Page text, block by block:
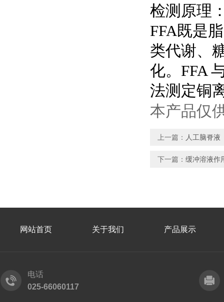
检测原理
FFA既是
类代谢、
化。FFA
法测定铜
本产品仅
上一篇： 人工脑脊液
下一篇： 缓冲溶液作
网站首页 关于我们 产品展示
电话
025-66060117